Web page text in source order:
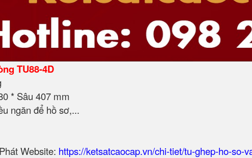
TU88-4D
* Sâu 407 mm
ngăn để hồ sơ,...
Website: https://ketsatcaocap.vn/chi-tiet/tu-ghep-ho-so-